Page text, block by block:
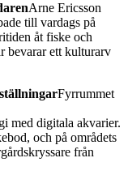
Arne Ericsson
till vardags på
åt fiske och
bevarar ett kulturarv
Fyrrummet
med digitala akvarier.
och på områdets
från